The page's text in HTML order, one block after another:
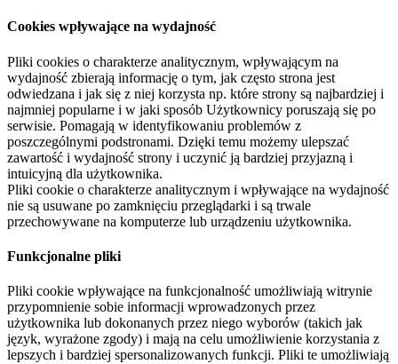
Cookies wpływające na wydajność
Pliki cookies o charakterze analitycznym, wpływającym na
wydajność zbierają informację o tym, jak często strona jest
odwiedzana i jak się z niej korzysta np. które strony są najbardziej i
najmniej popularne i w jaki sposób Użytkownicy poruszają się po
serwisie. Pomagają w identyfikowaniu problemów z
poszczególnymi podstronami. Dzięki temu możemy ulepszać
zawartość i wydajność strony i uczynić ją bardziej przyjazną i
intuicyjną dla użytkownika.
Pliki cookie o charakterze analitycznym i wpływające na wydajność
nie są usuwane po zamknięciu przeglądarki i są trwale
przechowywane na komputerze lub urządzeniu użytkownika.
Funkcjonalne pliki
Pliki cookie wpływające na funkcjonalność umożliwiają witrynie
przypomnienie sobie informacji wprowadzonych przez
użytkownika lub dokonanych przez niego wyborów (takich jak
język, wyrażone zgody) i mają na celu umożliwienie korzystania z
lepszych i bardziej spersonalizowanych funkcji. Pliki te umożliwiają